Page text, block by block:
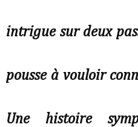
intrigue sur deux
pousse à vouloir
Une histoire